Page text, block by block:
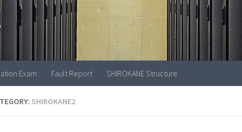
Exam Fault Report SHIROKANE Structure
SHIROKANE2